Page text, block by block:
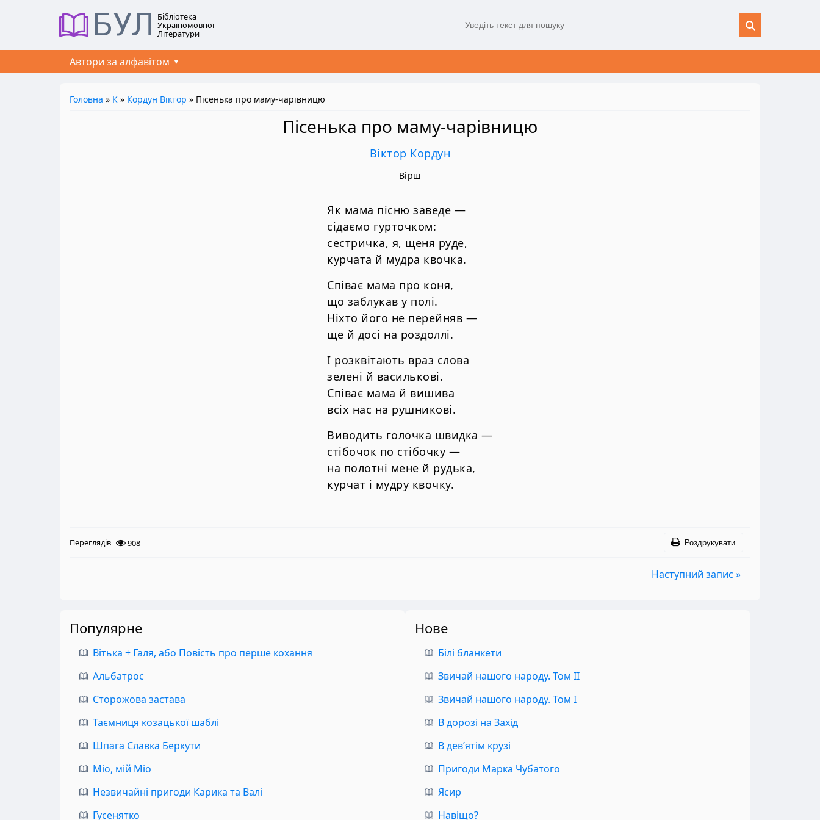
БУЛ Бібліотека
Україномовної
Літератури
Автори за алфавітом
Головна » К » Кордун Віктор » Пісенька про маму-чарівницю
Пісенька про маму-чарівницю
Віктор Кордун
Вірш
Як мама пісню заведе —
сідаємо гурточком:
сестричка, я, щеня руде,
курчата й мудра квочка.
Співає мама про коня,
що заблукав у полі.
Ніхто його не перейняв —
ще й досі на роздоллі.
І розквітають враз слова
зелені й василькові.
Співає мама й вишива
всіх нас на рушникові.
Виводить голочка швидка —
стібочок по стібочку —
на полотні мене й рудька,
курчат і мудру квочку.
Переглядів 908 Роздрукувати
Наступний запис »
Популярне
Вітька + Галя, або Повість про перше кохання
Альбатрос
Сторожова застава
Таємниця козацької шаблі
Шпага Славка Беркути
Міо, мій Міо
Незвичайні пригоди Карика та Валі
Гусенятко
Нове
Білі бланкети
Звичай нашого народу. Том II
Звичай нашого народу. Том I
В дорозі на Захід
В дев’ятім крузі
Пригоди Марка Чубатого
Ясир
Навіщо?